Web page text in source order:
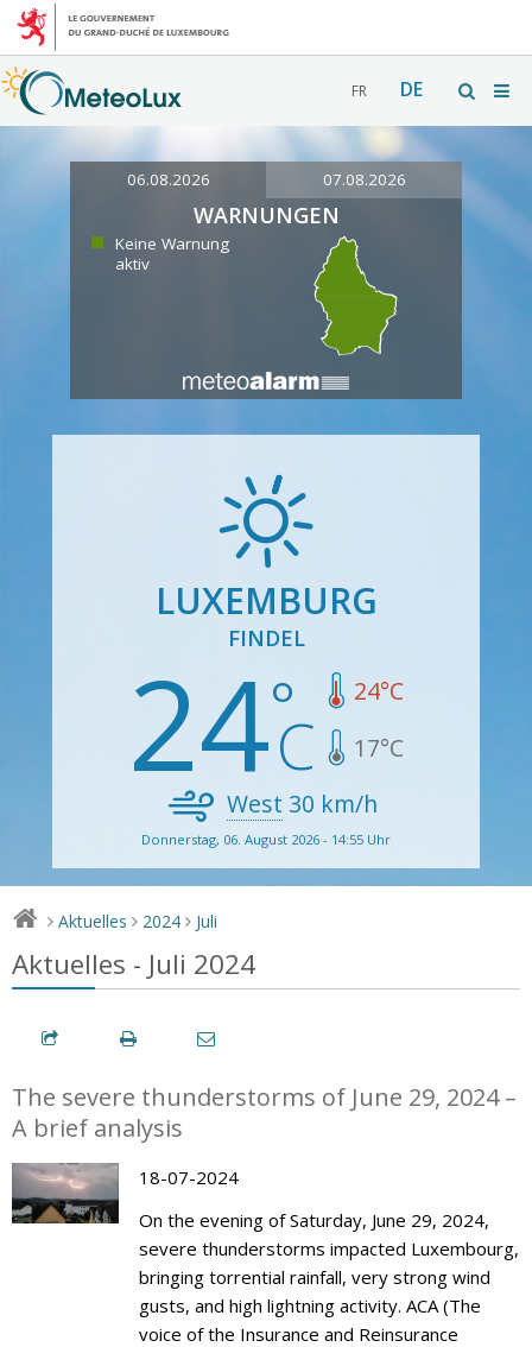
FR DE
06.08.2026 07.08.2026
WARNUNGEN
Keine Warnung
aktiv
LUXEMBURG
FINDEL
24 24°C
17°C
West 30 km/h
Donnerstag, 06. August 2026 - 14:55 Uhr
> Aktuelles > 2024 > Juli
Aktuelles - Juli 2024
The severe thunderstorms of June 29, 2024 –
A brief analysis
18-07-2024
On the evening of Saturday, June 29, 2024,
severe thunderstorms impacted Luxembourg,
bringing torrential rainfall, very strong wind
gusts, and high lightning activity. ACA (The
voice of the Insurance and Reinsurance